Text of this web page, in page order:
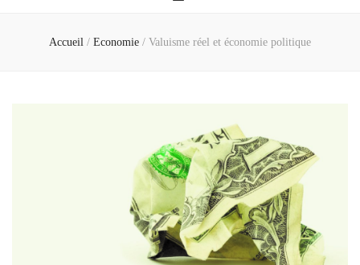
Accueil / Economie / Valuisme réel et économie politique